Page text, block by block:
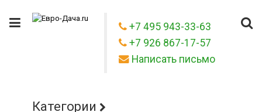
+7 495 943-33-63
+7 926 867-17-57
Написать письмо
Категории